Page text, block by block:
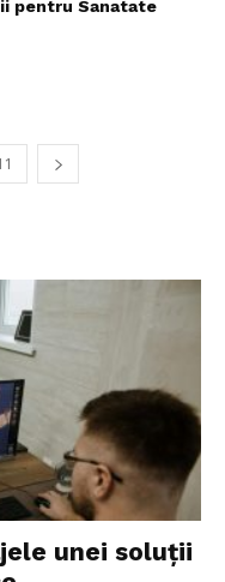
pentru Sanatate
unei soluții